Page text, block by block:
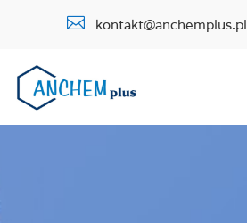
 kontakt@anchemplus.pl